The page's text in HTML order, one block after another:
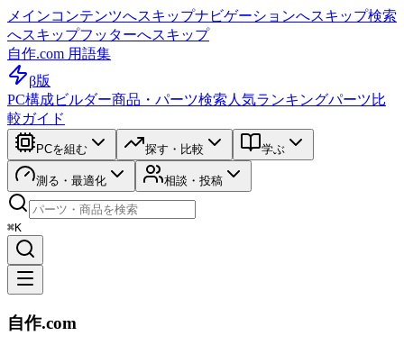
メインコンテンツへスキップナビゲーションへスキップ検索
へスキップフッターへスキップ
自作.com 用語集
β版
PC構成ビルダー商品・パーツ検索 人気ランキングパーツ比
較ガイド
PCを組む 探す・比較 学ぶ
測る・最適化 相談・投稿
⌘K
自作.com